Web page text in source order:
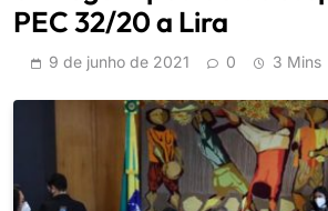
PEC 32/20 a Lira
9 de junho de 2021 0 3 Mins